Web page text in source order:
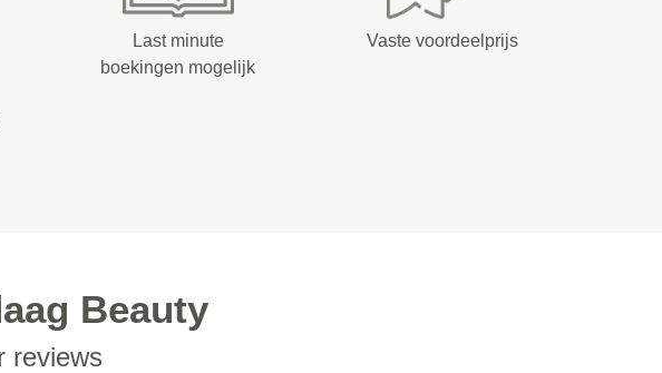
Last minute
boekingen mogelijk
Vaste voordeelprijs
Beauty
reviews